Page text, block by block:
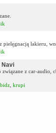
pielęgnacją lakieru,
Navi
związane z car-audio,
krupi